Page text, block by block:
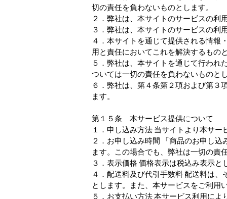
切の責任を負わないものとします。
２．弊社は、本サイトのサービスの利
３．弊社は、本サイトのサービスの利
４．本サイトを通じて提供される情報
用と責任においてこれを解決するもの
５．弊社は、本サイトを通じて行わ
ついては一切の責任を負わないものと
６．弊社は、第４条第２項および第３
ます。
第１５条 本サービス提供について
１．申し込み方法 当サイトより本サ
２．お申し込み時間 「商品のお申し
ます。この場合でも、弊社は一切の責
３．表示価格 価格表示は税込み表示と
４．配送料及び代引手数料 配送料は
とします。また、本サービスをご利用
５．お支払い方法 本サービス利用に